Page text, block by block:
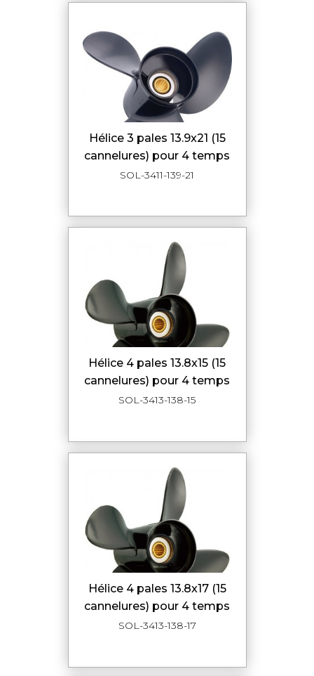
hélice 3 pales 13.9x21 (15
cannelures) pour 4 temps
SOL-3411-139-21
hélice 4 pales 13.8x15 (15
cannelures) pour 4 temps
SOL-3413-138-15
hélice 4 pales 13.8x17 (15
cannelures) pour 4 temps
SOL-3413-138-17